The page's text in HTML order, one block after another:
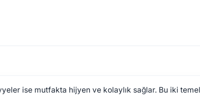
ise mutfakta hijyen ve kolaylık sağlar. Bu iki